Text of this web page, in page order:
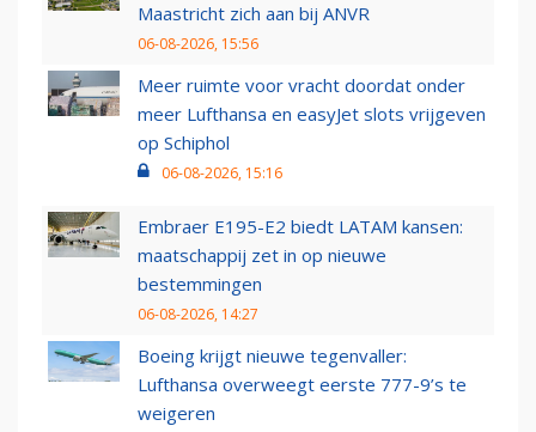
Maastricht zich aan bij ANVR
06-08-2026, 15:56
Meer ruimte voor vracht doordat onder
meer Lufthansa en easyJet slots vrijgeven
op Schiphol
06-08-2026, 15:16
Embraer E195-E2 biedt LATAM kansen:
maatschappij zet in op nieuwe
bestemmingen
06-08-2026, 14:27
Boeing krijgt nieuwe tegenvaller:
Lufthansa overweegt eerste 777-9’s te
weigeren